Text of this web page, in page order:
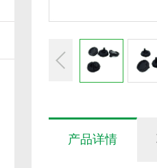
产品详情